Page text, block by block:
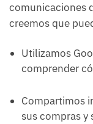
comunicaciones
creemos que
Utilizamos
comprender
Compartimos
sus compras